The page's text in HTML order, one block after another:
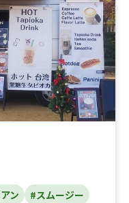
ン
#スムージー